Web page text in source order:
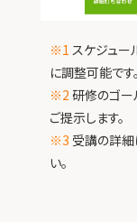
※1 スケジュー
に調整可能です
※2 研修のゴー
ご提示します。
※3 受講の詳細
い。